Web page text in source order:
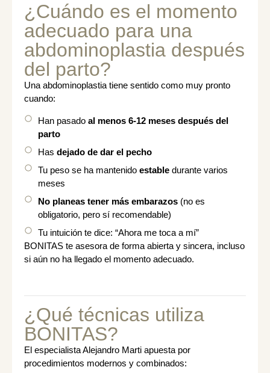
¿Cuándo es el momento
adecuado para una
abdominoplastia después
del parto?
Una abdominoplastia tiene sentido como muy pronto
cuando:
Han pasado al menos 6-12 meses después del
parto
Has dejado de dar el pecho
Tu peso se ha mantenido establedurante varios
meses
No planeas tener más embarazos(no es
obligatorio, pero sí recomendable)
Tu intuición te dice: “Ahora me toca a mí”
BONITAS te asesora de forma abierta y sincera, incluso
si aún no ha llegado el momento adecuado.
¿Qué técnicas utiliza
BONITAS?
El especialista Alejandro Marti apuesta por
procedimientos modernos y combinados: